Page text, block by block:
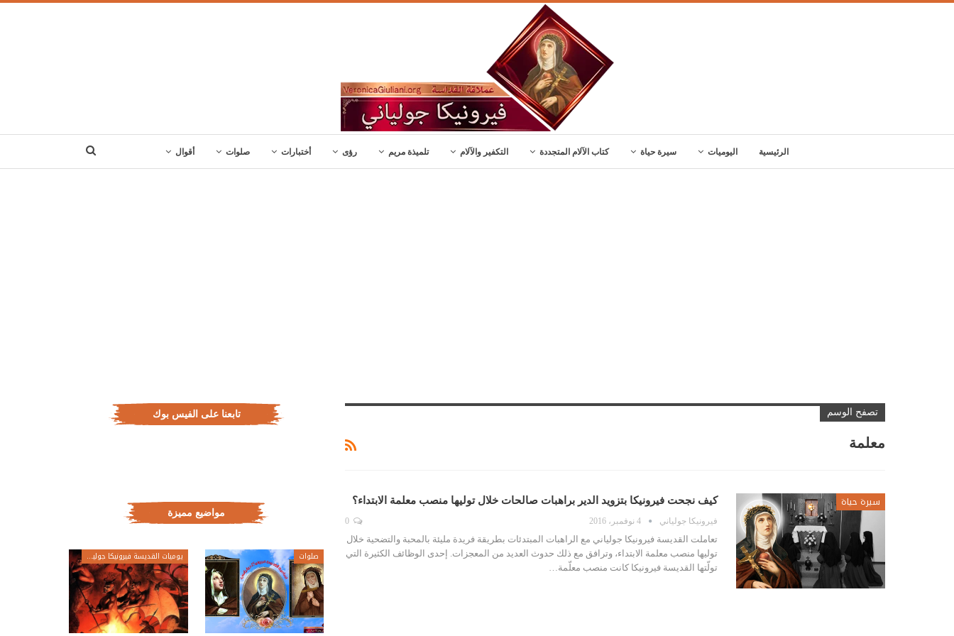
الرئيسية اليوميات سيرة حياة كتاب الآلام المتجددة التكفير والآلام تلميذة مريم رؤى أختبارات صلوات أقوال
تصفح الوسم
معلمة
سيرة حياة كيف نجحت فيرونيكا بتزويد الدير براهبات صالحات خلال توليها منصب معلمة الابتداء؟
فيرونيكا جولياني 4 نوفمبر، 2016
تعاملت القديسة فيرونيكا جولياني مع الراهبات المبتدئات بطريقة فريدة مليئة بالمحبة والتضحية خلال
توليها منصب معلمة الابتداء، وترافق مع ذلك حدوث العديد من المعجزات. إحدى الوظائف الكثيرة التي
تولّتها القديسة فيرونيكا كانت منصب معلّمة…
تابعنا على الفيس بوك
مواضيع مميزة
صلوات يوميات القديسة فيرونيكا جولياني